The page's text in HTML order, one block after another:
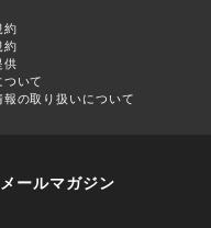
約
約
供
ついて
報の取り扱いについて
ールマガジン